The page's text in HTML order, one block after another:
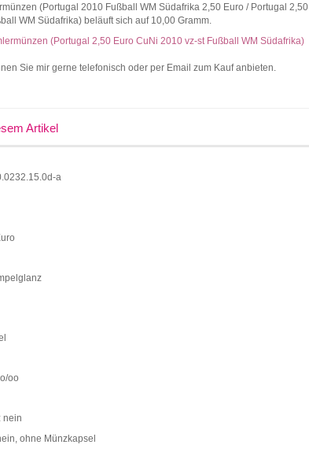
(Portugal 2010 Fußball WM Südafrika 2,50 Euro / Portugal 2,50
WM Südafrika) beläuft sich auf 10,00 Gramm.
(Portugal 2,50 Euro CuNi 2010 vz-st Fußball WM Südafrika)
Sie mir gerne telefonisch oder per Email zum Kauf anbieten.
Artikel
a
oo
nein
ohne Münzkapsel